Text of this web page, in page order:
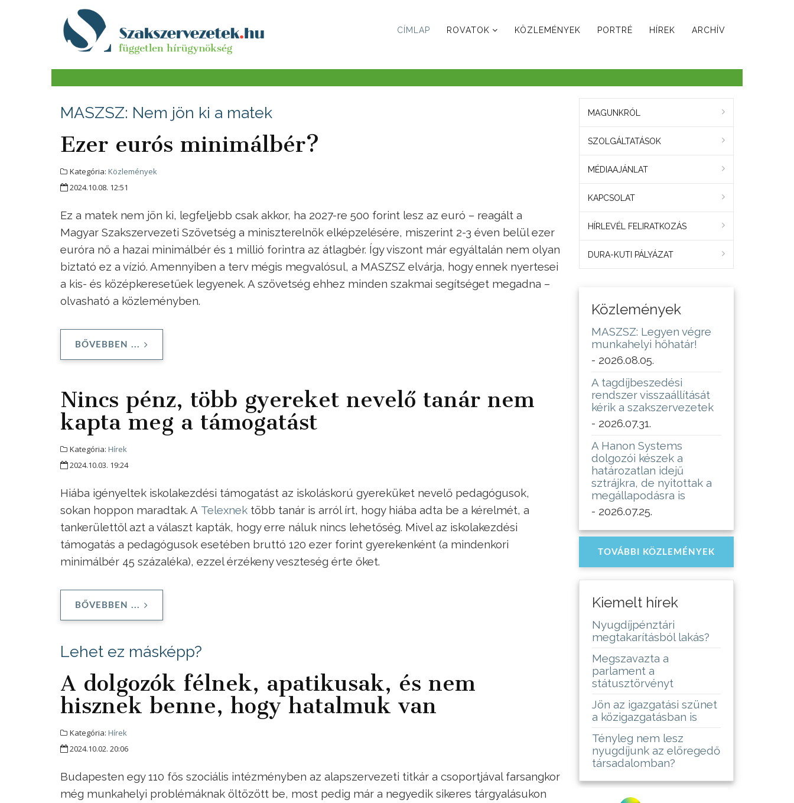
CÍMLAP ROVATOK KÖZLEMÉNYEK PORTRÉ HÍREK ARCHÍV
MASZSZ: Nem jön ki a matek
Ezer eurós minimálbér?
Kategória: Közlemények
2024.10.08. 12:51
Ez a matek nem jön ki, legfeljebb csak akkor, ha 2027-re 500 forint lesz az euró – reagált a
Magyar Szakszervezeti Szövetség a miniszterelnök elképzelésére, miszerint 2-3 éven belül ezer
euróra nő a hazai minimálbér és 1 millió forintra az átlagbér. Így viszont már egyáltalán nem olyan
biztató ez a vízió. Amennyiben a terv mégis megvalósul, a MASZSZ elvárja, hogy ennek nyertesei
a kis- és középkeresetűek legyenek. A szövetség ehhez minden szakmai segítséget megadna –
olvasható a közleményben.
BŐVEBBEN ...
Nincs pénz, több gyereket nevelő tanár nem
kapta meg a támogatást
Kategória: Hírek
2024.10.03. 19:24
Hiába igényeltek iskolakezdési támogatást az iskoláskorú gyereküket nevelő pedagógusok,
sokan hoppon maradtak. A Telexnek több tanár is arról írt, hogy hiába adta be a kérelmét, a
tankerülettől azt a választ kapták, hogy erre náluk nincs lehetőség. Mivel az iskolakezdési
támogatás a pedagógusok esetében bruttó 120 ezer forint gyerekenként (a mindenkori
minimálbér 45 százaléka), ezzel érzékeny veszteség érte őket.
BŐVEBBEN ...
Lehet ez másképp?
A dolgozók félnek, apatikusak, és nem
hisznek benne, hogy hatalmuk van
Kategória: Hírek
2024.10.02. 20:06
Budapesten egy 110 fős szociális intézményben az alapszervezeti titkár a csoportjával farsangkor
még munkahelyi problémáknak öltözött be, most pedig már a negyedik sikeres tárgyalásukon
MAGUNKRÓL
SZOLGÁLTATÁSOK
MÉDIAAJÁNLAT
KAPCSOLAT
HÍRLEVÉL FELIRATKOZÁS
DURA-KUTI PÁLYÁZAT
Közlemények
MASZSZ: Legyen végre
munkahelyi hőhatár!
- 2026.08.05.
A tagdíjbeszedési
rendszer visszaállítását
kérik a szakszervezetek
- 2026.07.31.
A Hanon Systems
dolgozói készek a
határozatlan idejű
sztrájkra, de nyitottak a
megállapodásra is
- 2026.07.25.
TOVÁBBI KÖZLEMÉNYEK
Kiemelt hírek
Nyugdíjpénztári
megtakarításból lakás?
Megszavazta a
parlament a
státusztörvényt
Jön az igazgatási szünet
a közigazgatásban is
Tényleg nem lesz
nyugdíjunk az elöregedő
társadalomban?